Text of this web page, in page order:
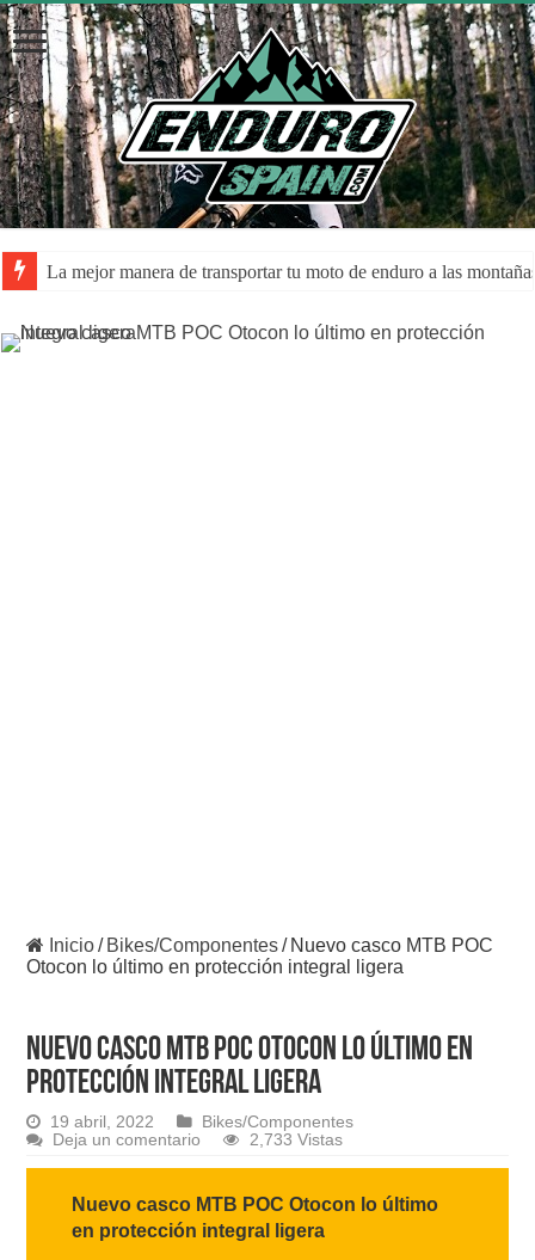
La mejor manera de transportar tu moto de enduro a las
Inicio/ Bikes/Componentes/ Nuevo casco MTB POC
Otocon lo último en protección integral ligera
Nuevo casco MTB POC Otocon lo último en
protección integral ligera
19 abril, 2022
Bikes/Componentes
Deja un comentario
2,733 Vistas
Nuevo casco MTB POC Otocon lo último
en protección integral ligera